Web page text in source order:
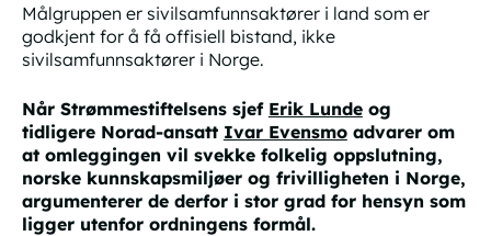
Målgruppen er sivilsamfunnsaktører i land som er
godkjent for å få offisiell bistand, ikke
sivilsamfunnsaktører i Norge.
Når Strømmestiftelsens sjef Erik Lundeog
tidligere Norad-ansatt Ivar Evensmoadvarer om
at omleggingen vil svekke folkelig oppslutning,
norske kunnskapsmiljøer og frivilligheten i Norge,
argumenterer de derfor i stor grad for hensyn som
ligger utenforordningens formål.